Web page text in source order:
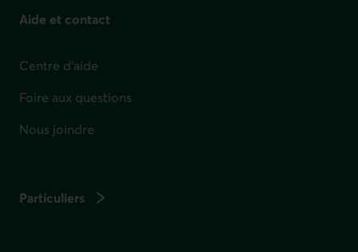
Aide et contact
Centre d'aide
Foire aux questions
Nous joindre
Particuliers